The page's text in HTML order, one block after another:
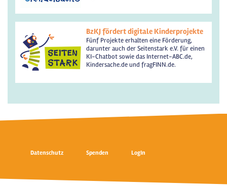
BzKJ fördert digitale Kinderprojekte
Fünf Projekte erhalten eine Förderung,
darunter auch der Seitenstark e.V. für einen
KI-Chatbot sowie das Internet-ABC.de,
Kindersache.de und fragFINN.de.
Datenschutz Spenden LogIn